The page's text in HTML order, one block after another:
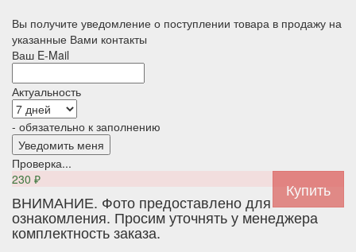
Вы получите уведомление о поступлении товара в продажу на
указанные Вами контакты
Ваш E-Mail
Актуальность
- обязательно к заполнению
Проверка...
230 ₽
ВНИМАНИЕ. Фото предоставлено для
ознакомления. Просим уточнять у менеджера
комплектность заказа.